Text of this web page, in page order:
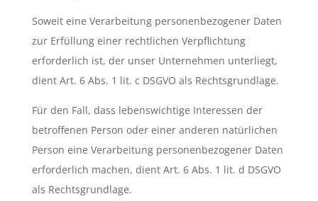
Soweit eine Verarbeitung personenbezogener Daten
zur Erfüllung einer rechtlichen Verpflichtung
erforderlich ist, der unser Unternehmen unterliegt,
dient Art. 6 Abs. 1 lit. c DSGVO als Rechtsgrundlage.
Für den Fall, dass lebenswichtige Interessen der
betroffenen Person oder einer anderen natürlichen
Person eine Verarbeitung personenbezogener Daten
erforderlich machen, dient Art. 6 Abs. 1 lit. d DSGVO
als Rechtsgrundlage.